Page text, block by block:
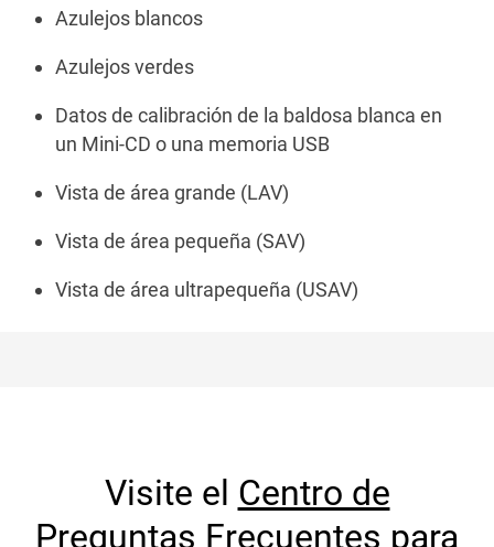
Azulejos blancos
Azulejos verdes
Datos de calibración de la baldosa blanca en
un Mini-CD o una memoria USB
Vista de área grande (LAV)
Vista de área pequeña (SAV)
Vista de área ultrapequeña (USAV)
Visite el Centro de
Preguntas Frecuentes para